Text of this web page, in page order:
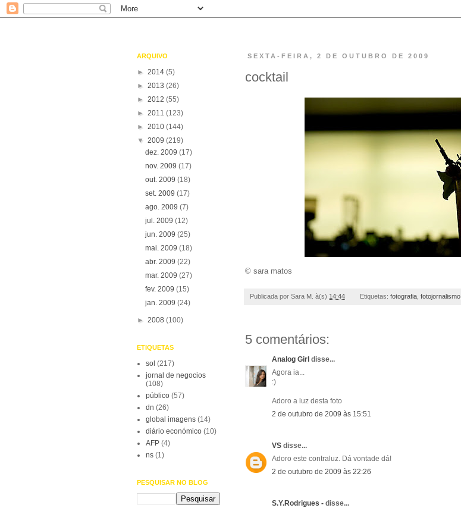
SEXTA-FEIRA, 2 DE OUTUBRO DE 2009
cocktail
© sara matos
Publicada por Sara M. à(s) 14:44 Etiquetas: fotografia, fotojornalismo,
5 comentários:
Analog Girl disse...
Agora ia...
:)
Adoro a luz desta foto
2 de outubro de 2009 às 15:51
VS disse...
Adoro este contraluz. Dá vontade dá!
2 de outubro de 2009 às 22:26
S.Y.Rodrigues - disse...
ARQUIVO
► 2014 (5)
► 2013 (26)
► 2012 (55)
► 2011 (123)
► 2010 (144)
▼ 2009 (219)
dez. 2009(17)
nov. 2009(17)
out. 2009(18)
set. 2009(17)
ago. 2009(7)
jul. 2009(12)
jun. 2009(25)
mai. 2009(18)
abr. 2009(22)
mar. 2009(27)
fev. 2009(15)
jan. 2009(24)
► 2008 (100)
ETIQUETAS
sol (217)
jornal de negocios
(108)
público (57)
dn (26)
global imagens (14)
diário económico (10)
AFP (4)
ns (1)
PESQUISAR NO BLOG